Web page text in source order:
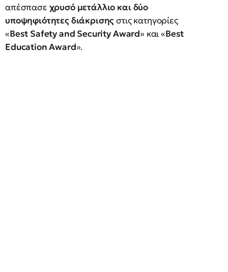
απέσπασε χρυσό μετάλλιο και δύο
υποψηφιότητες διάκρισηςστις κατηγορίες
«Best Safety and Security Award» και «Best
Education Award».